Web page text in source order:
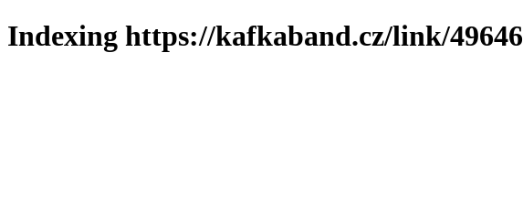
Indexing https://kafkaband.cz/link/49646